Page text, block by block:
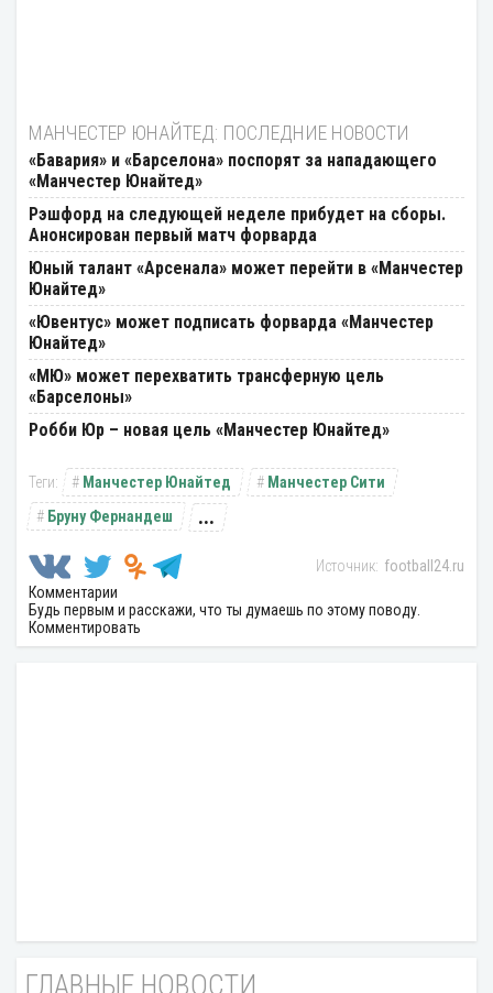
МАНЧЕСТЕР ЮНАЙТЕД: ПОСЛЕДНИЕ НОВОСТИ
«Бавария» и «Барселона» поспорят за нападающего
«Манчестер Юнайтед»
Рэшфорд на следующей неделе прибудет на сборы.
Анонсирован первый матч форварда
Юный талант «Арсенала» может перейти в «Манчестер
Юнайтед»
«Ювентус» может подписать форварда «Манчестер
Юнайтед»
«МЮ» может перехватить трансферную цель
«Барселоны»
Робби Юр – новая цель «Манчестер Юнайтед»
Манчестер Юнайтед
Манчестер Сити
Бруну Фернандеш
...
football24.ru
Комментарии
Будь первым и расскажи, что ты думаешь по этому поводу.
Комментировать
ГЛАВНЫЕ НОВОСТИ